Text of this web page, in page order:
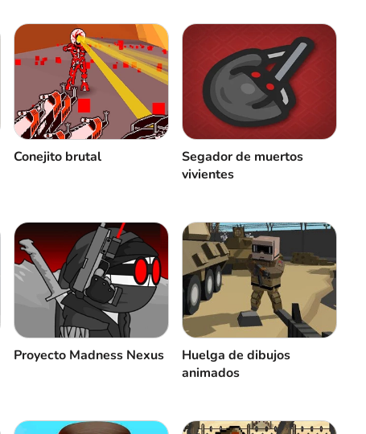
Conejito brutal
Segador de muertos
vivientes
Proyecto Madness Nexus
Huelga de dibujos
animados